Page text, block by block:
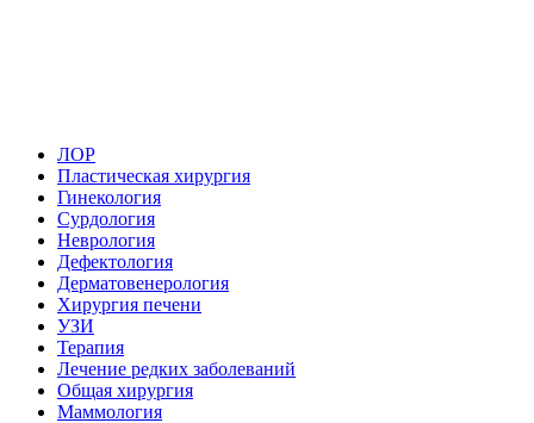
ЛОР
Пластическая хирургия
Гинекология
Сурдология
Неврология
Дефектология
Дерматовенерология
Хирургия печени
УЗИ
Терапия
Лечение редких заболеваний
Общая хирургия
Маммология